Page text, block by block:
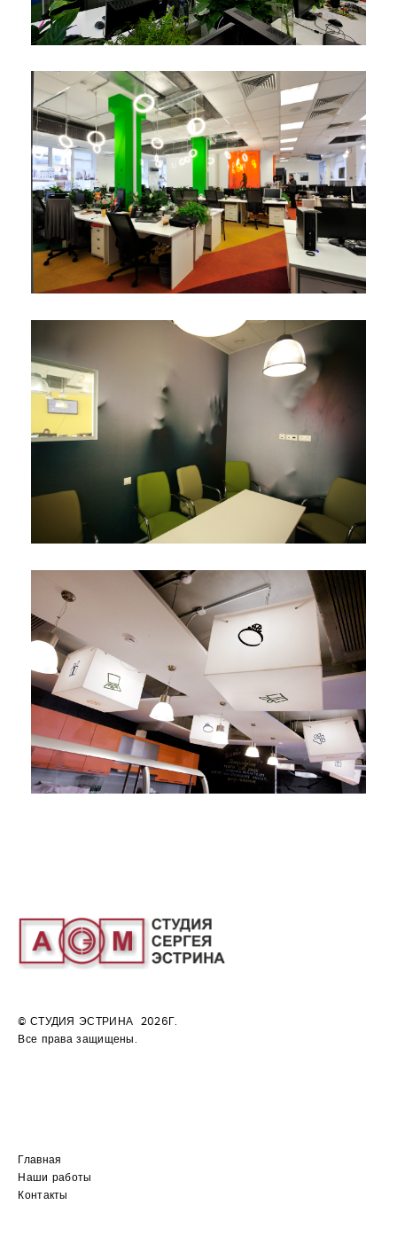
© СТУДИЯ ЭСТРИНА 2026Г.
Все права защищены.
Главная
Наши работы
Контакты